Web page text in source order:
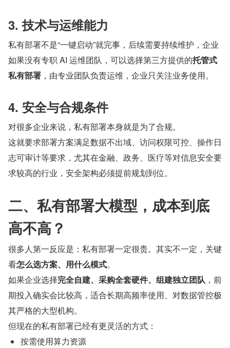
3. 技术与运维能力
私有部署不是“一键启动”就完事，后续需要持续维护，企业
如果没有专职 AI 运维团队，可以选择第三方提供的托管式
私有部署 ，由专业团队负责运维，企业只关注业务使用。
4. 安全与合规条件
对很多企业来说，私有部署本身就是为了合规。
这就要求部署方案满足数据不出域、访问权限可控、操作日
志可审计等要求，尤其在金融、政务、医疗等对信息安全要
求较高的行业，安全架构必须提前规划到位。
二、私有部署大模型，成本到底
高不高？
很多人第一反应是：私有部署一定很贵。其实不一定，关键
看怎么选方案、用什么模式。
如果企业选择完全自建、采购全套硬件、组建独立团队 ，前
期投入确实会比较高，适合长期高频率使用、对数据管控极
其严格的大型机构。
但现在的私有部署已经有更灵活的方式：
按需使用算力资源